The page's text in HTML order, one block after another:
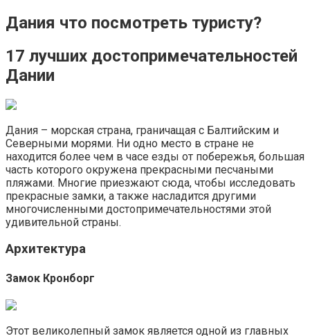
Дания что посмотреть туристу?
17 лучших достопримечательностей
Дании
Дания – морская страна, граничащая с Балтийским и
Северными морями. Ни одно место в стране не
находится более чем в часе езды от побережья, большая
часть которого окружена прекрасными песчаными
пляжами. Многие приезжают сюда, чтобы исследовать
прекрасные замки, а также насладится другими
многочисленными достопримечательностями этой
удивительной страны.
Архитектура
Замок Кронборг
Этот великолепный замок является одной из главных